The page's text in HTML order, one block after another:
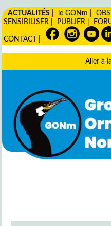
ACTUALITÉS le GONm |
SENSIBILISER
PUBLIER
CONTACT
Aller à